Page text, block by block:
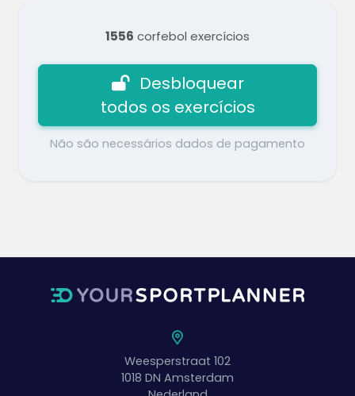
1556 corfebol exercícios
Desbloquear
todos os exercícios
Não são necessários dados de pagamento
Weesperstraat 102
1018 DN Amsterdam